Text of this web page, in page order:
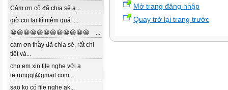
Cảm ơn cô đã chia sẻ ạ...
giờ coi lại kỉ niệm quá ...
😀😀😀😀😀😀😀😀😀😀😀😀 ...
cám ơn thầy đã chia sẻ, rất chi
tiết và...
cho em xin file nghe với ạ
letrungqt@gmail.com...
sao ko có file nghe ak...
Mở trang đăng nhập
Quay trở lại trang trước